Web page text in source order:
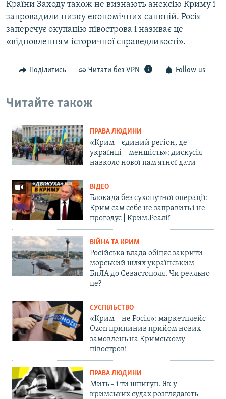
Країни Заходу також не визнають анексію Криму і
запровадили низку економічних санкцій. Росія
заперечує окупацію півострова і називає це
«відновленням історичної справедливості».
Поділитись Читати без VPN Follow us
Читайте також
ПРАВА ЛЮДИНИ
«Крим – єдиний регіон, де
українці – меншість»: дискусія
навколо нової пам'ятної дати
ВІДЕО
Блокада без сухопутної операції:
Крим сам себе не заправить і не
прогодує | Крим.Реалії
ВІЙНА ТА КРИМ
Російська влада обіцяє закрити
морський шлях українським
БпЛА до Севастополя. Чи реально
це?
СУСПІЛЬСТВО
«Крим – не Росія»: маркетплейс
Ozon припинив прийом нових
замовлень на Кримському
півострові
ПРАВА ЛЮДИНИ
Мить – і ти шпигун. Як у
кримських судах розглядають